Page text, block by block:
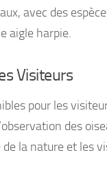
avec des
aigle harpie.
Visiteurs
pour les
des
la nature et les